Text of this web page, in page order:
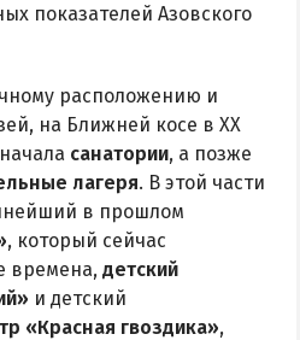
показателей Азовского
расположению и
на Ближней косе в ХХ
санатории, а позже
лагеря. В этой части
в прошлом
, который сейчас
времена, детский
и детский
«Красная гвоздика»,